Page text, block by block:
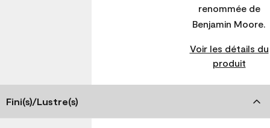
renommée de
Benjamin Moore.
Voir les détails du
produit
Fini(s)/Lustre(s)